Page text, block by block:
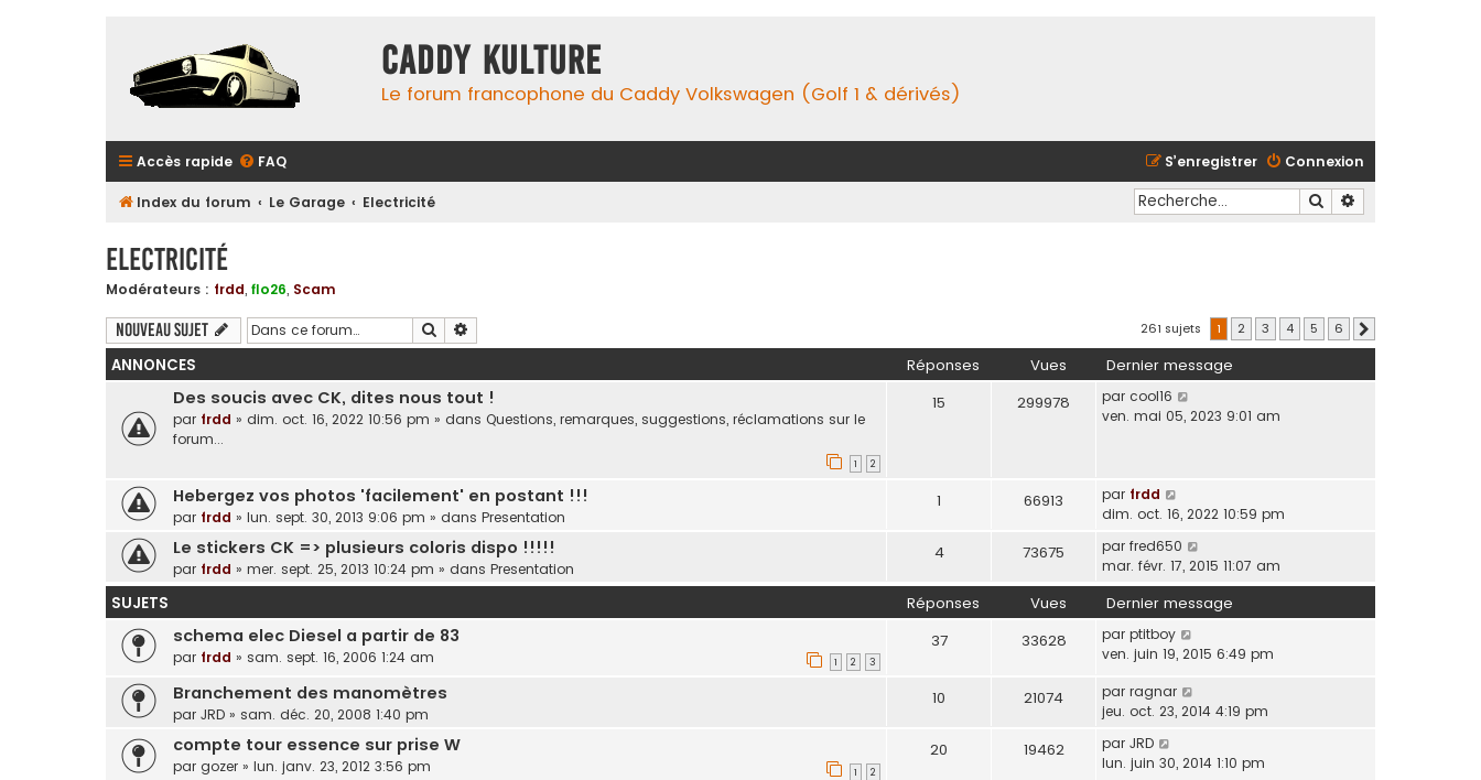
Caddy Kulture
Le forum francophone du Caddy Volkswagen (Golf 1 & dérivés)
Accès rapide FAQ Connexion
S’enregistrer
Index du forum Le Garage Electricité Rechercher
Electricité
Modérateurs : frdd, flo26, Scam
Nouveau sujet Rechercher 261 sujets 1 2 3 4 5 6
ANNONCES Réponses Vues Dernier message
Des soucis avec CK, dites nous tout !
par frdd » dim. oct. 16, 2022 10:56 pm » dans Questions, remarques, suggestions, réclamations sur le
forum...
1 2
15 299978 par cool16
ven. mai 05, 2023 9:01 am
Hebergez vos photos 'facilement' en postant !!!
par frdd » lun. sept. 30, 2013 9:06 pm » dans Presentation
1 66913 par frdd
dim. oct. 16, 2022 10:59 pm
Le stickers CK => plusieurs coloris dispo !!!!!
par frdd » mer. sept. 25, 2013 10:24 pm » dans Presentation
4 73675 par fred650
mar. févr. 17, 2015 11:07 am
SUJETS Réponses Vues Dernier message
schema elec Diesel a partir de 83
par frdd » sam. sept. 16, 2006 1:24 am 1 2 3
37 33628 par ptitboy
ven. juin 19, 2015 6:49 pm
Branchement des manomètres
par JRD » sam. déc. 20, 2008 1:40 pm
10 21074 par ragnar
jeu. oct. 23, 2014 4:19 pm
compte tour essence sur prise W
par gozer » lun. janv. 23, 2012 3:56 pm 1 2
20 19462 par JRD
lun. juin 30, 2014 1:10 pm